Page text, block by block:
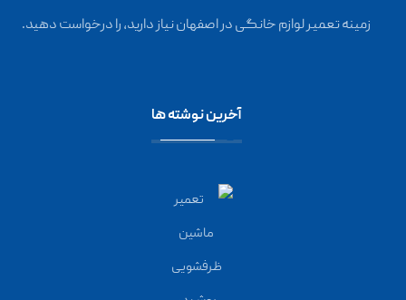
زمینه تعمیر لوازم خانگی در اصفهان نیاز دارید، را درخواست دهید.
آخرین نوشته ها